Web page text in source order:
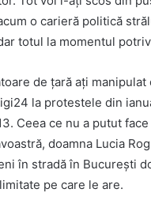
o carieră politică
totul la momentul
de țară ați manipulat
la protestele din
Ceea ce nu a putut
doamna Lucia
în stradă în București
pe care le are.